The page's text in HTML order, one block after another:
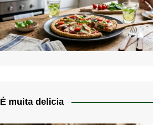
É muita delicia